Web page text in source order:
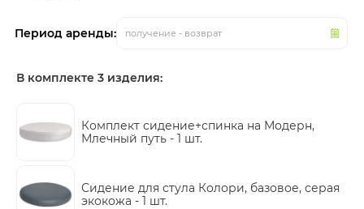
Период аренды: получение - возврат
В комплекте 3 изделия:
Комплект сидение+спинка на Модерн,
Млечный путь - 1 шт.
Сидение для стула Колори, базовое, серая
экокожа - 1 шт.